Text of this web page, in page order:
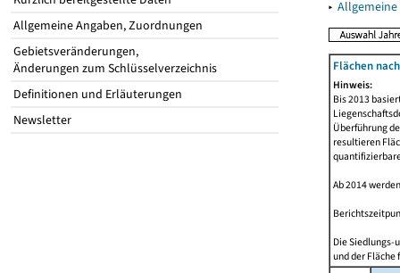
Allgemeine Angaben, Zuordnungen
Gebietsveränderungen,
Änderungen zum Schlüsselverzeichnis
Definitionen und Erläuterungen
Newsletter
▸
Flächen
Hinweis:
Bis 2013
Überführung
resultieren
Ab 2014
Die Siedlungs-
und der Fläche